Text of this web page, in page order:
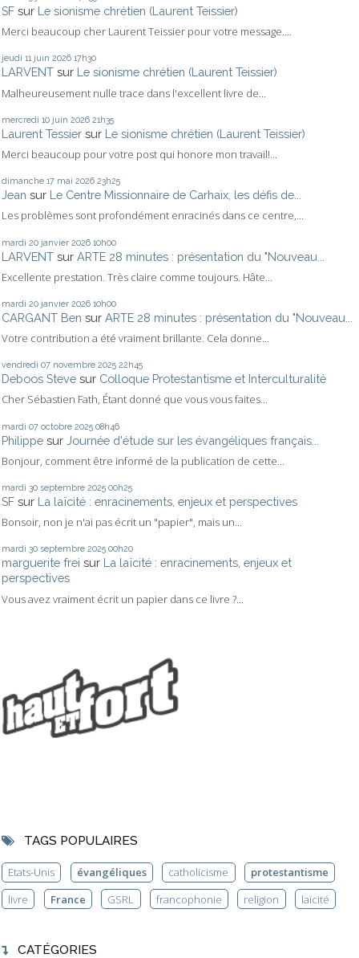
SF sur Le sionisme chrétien (Laurent Teissier)
Merci beaucoup cher Laurent Teissier pour votre message....
jeudi 11 juin 2026 17h30
LARVENT sur Le sionisme chrétien (Laurent Teissier)
Malheureusement nulle trace dans l'excellent livre de...
mercredi 10 juin 2026 21h35
Laurent Tessier sur Le sionisme chrétien (Laurent Teissier)
Merci beaucoup pour votre post qui honore mon travail!...
dimanche 17 mai 2026 23h25
Jean sur Le Centre Missionnaire de Carhaix, les défis de...
Les problèmes sont profondément enracinés dans ce centre,...
mardi 20 janvier 2026 10h00
LARVENT sur ARTE 28 minutes : présentation du "Nouveau...
Excellente prestation. Très claire comme toujours. Hâte...
mardi 20 janvier 2026 10h00
CARGANT Ben sur ARTE 28 minutes : présentation du "Nouveau...
Votre contribution a été vraiment brillante. Cela donne...
vendredi 07 novembre 2025 22h45
Deboos Steve sur Colloque Protestantisme et Interculturalité
Cher Sébastien Fath, Étant donné que vous vous faites...
mardi 07 octobre 2025 08h46
Philippe sur Journée d'étude sur les évangéliques français...
Bonjour, comment être informé de la publication de cette...
mardi 30 septembre 2025 00h25
SF sur La laïcité : enracinements, enjeux et perspectives
Bonsoir, non je n'ai pas écrit un "papier", mais un...
mardi 30 septembre 2025 00h20
marguerite frei sur La laïcité : enracinements, enjeux et
perspectives
Vous avez vraiment écrit un papier dans ce livre ?...
TAGS POPULAIRES
Etats-Unis évangéliques catholicisme
protestantisme
livre
France GSRL francophonie religion laïcité
CATÉGORIES